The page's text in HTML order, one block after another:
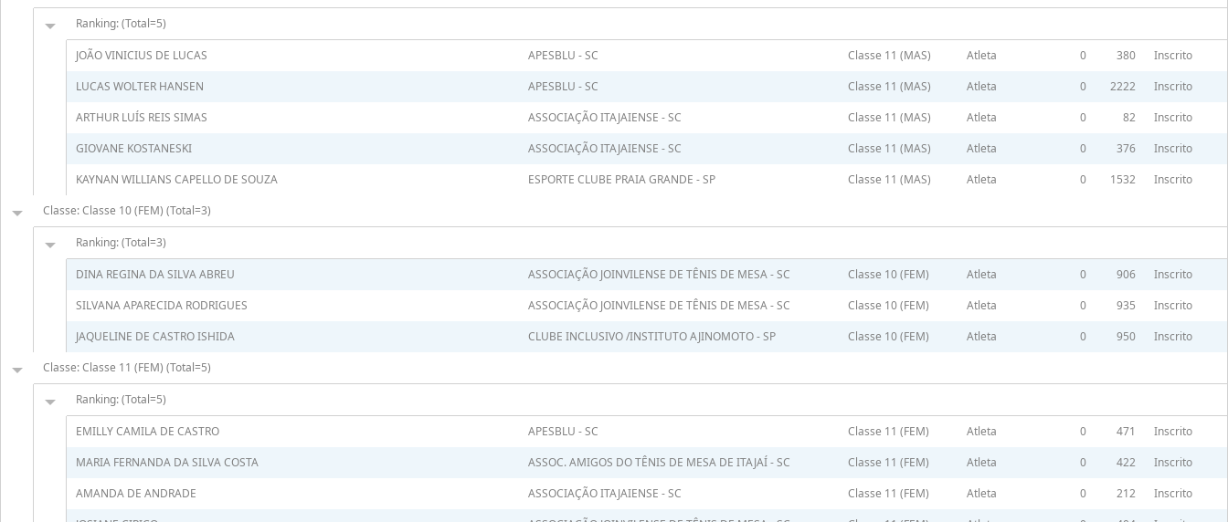
Ranking: (Total=5)
JOÃO VINICIUS DE LUCAS APESBLU - SC Classe 11 (MAS) Atleta 0 380
Inscrito
LUCAS WOLTER HANSEN
APESBLU - SC Classe 11 (MAS) Atleta 0 2222
Inscrito
ARTHUR LUÍS REIS SIMAS
ASSOCIAÇÃO ITAJAIENSE - SC Classe 11 (MAS) Atleta 0 82
Inscrito
GIOVANE KOSTANESKI
ASSOCIAÇÃO ITAJAIENSE - SC Classe 11 (MAS) Atleta 0 376
Inscrito
KAYNAN WILLIANS CAPELLO DE SOUZA
ESPORTE CLUBE PRAIA GRANDE - SP Classe 11 (MAS) Atleta 0 1532
Inscrito
Classe: Classe 10 (FEM) (Total=3)
Ranking: (Total=3)
DINA REGINA DA SILVA ABREU ASSOCIAÇÃO JOINVILENSE DE TÊNIS DE MESA - SC Classe 10 (FEM) Atleta 0 906
Inscrito
SILVANA APARECIDA RODRIGUES
ASSOCIAÇÃO JOINVILENSE DE TÊNIS DE MESA - SC Classe 10 (FEM) Atleta 0 935
Inscrito
JAQUELINE DE CASTRO ISHIDA
CLUBE INCLUSIVO /INSTITUTO AJINOMOTO - SP Classe 10 (FEM) Atleta 0 950
Inscrito
Classe: Classe 11 (FEM) (Total=5)
Ranking: (Total=5)
EMILLY CAMILA DE CASTRO APESBLU - SC Classe 11 (FEM) Atleta 0 471
Inscrito
MARIA FERNANDA DA SILVA COSTA
ASSOC. AMIGOS DO TÊNIS DE MESA DE ITAJAÍ - SC Classe 11 (FEM) Atleta 0 422
Inscrito
AMANDA DE ANDRADE
ASSOCIAÇÃO ITAJAIENSE - SC Classe 11 (FEM) Atleta 0 212
Inscrito